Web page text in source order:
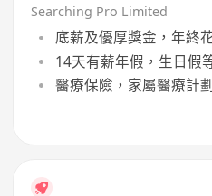
Searching Pro Limited
底薪及優厚獎金，年終
14天有薪年假，生日假
醫療保險，家屬醫療計